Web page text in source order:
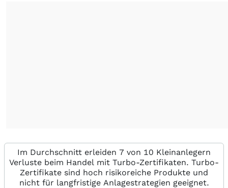
Im Durchschnitt erleiden 7 von 10 Kleinanlegern
Verluste beim Handel mit Turbo-Zertifikaten. Turbo-
Zertifikate sind hoch risikoreiche Produkte und
nicht für langfristige Anlagestrategien geeignet.